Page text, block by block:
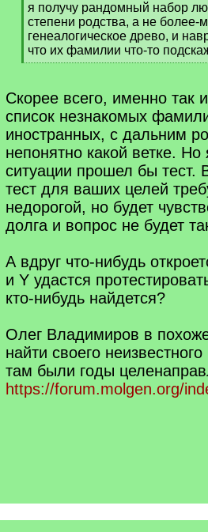
я получу рандомный набор
степени родства, а не более-
генеалогическое древо, и
что их фамилии что-то
[
q
]
Скорее всего, именно так
список незнакомых
иностранных, с дальним
непонятно какой ветке.
ситуации прошел бы тест.
тест для ваших целей
недорогой, но будет
долга и вопрос не будет
А вдруг что-нибудь
и Y удастся
кто-нибудь найдется?
Олег Владимиров в
найти своего
там были годы
https://forum.molgen.org/